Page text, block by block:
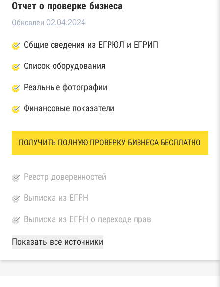
Отчет о проверке бизнеса
Обновлен 02.04.2024
Общие сведения из ЕГРЮЛ и ЕГРИП
Список оборудования
Реальные фотографии
Финансовые показатели
ПОЛУЧИТЬ ПОЛНУЮ ПРОВЕРКУ БИЗНЕСА БЕСПЛАТНО
Реестр доверенностей
Выписка из ЕГРН
Выписка из ЕГРН о переходе прав
База Росстата
Реестры ЕГРЮЛ и ЕГРИП Федеральной
Показать все источники